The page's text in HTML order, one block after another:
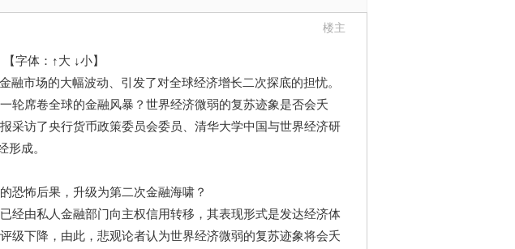
楼主
体：↑大 ↓小】
市场的大幅波动、引发了对全球经济增长二次探底的担忧。
轮席卷全球的金融风暴？世界经济微弱的复苏迹象是否会夭
采访了央行货币政策委员会委员、清华大学中国与世界经济研
形成。
怖后果，升级为第二次金融海啸？
由私人金融部门向主权信用转移，其表现形式是发达经济体
级下降，由此，悲观论者认为世界经济微弱的复苏迹象将会夭